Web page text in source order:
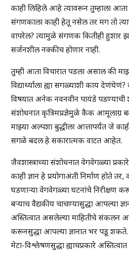
काही लिहिले आहे त्यावरून तुम्हाला
संगणकाला काही हेतू नसेल तर मग तो
वापरेल? त्यामुळे संगणक कितीही हुशार
सर्जनशील नक्कीच होणार नाही.
तुम्ही आता विचारात पडला असाल की
विद्यार्थ्याला ह्या सगळ्याशी काय
विषयात अनेक नवनवीन पायंडे पडण्याची
संशोधनात कृत्रिमप्रज्ञेमुळे कैक
माझ्या अल्पशा बुद्धीला आत्तापर्यंत जे
सगळे बदल हे सकारात्मक वाटत आहेत.
जैवशास्त्राच्या संशोधनात वेगवेगळ्या
काही ज्ञान हे प्रयोगाअंती निर्माण होते
घडणाऱ्या वेगवेगळ्या घटनांचे निरीक्षण
बऱ्याच वैद्यकीय चाचण्यासुद्धा आपल्या
अस्तित्वात असलेल्या माहितीचे संकलन
करूनसुद्धा आपल्या ज्ञानात भर पडू
मेटा-विश्लेषणसुद्धा ह्याचप्रकारे